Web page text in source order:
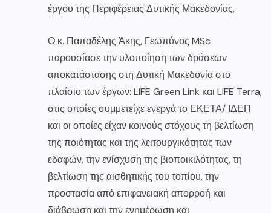
έργου της Περιφέρειας Δυτικής Μακεδονίας.
Ο κ. Παπαδέλης Άκης, Γεωπόνος MSc
παρουσίασε την υλοποίηση των δράσεων
αποκατάστασης στη Δυτική Μακεδονία στο
πλαίσιο των έργων: LIFE Green Link και LIFE Terra,
στις οποίες συμμετείχε ενεργά το ΕΚΕΤΑ/ ΙΔΕΠ
και οι οποίες είχαν κοινούς στόχους τη βελτίωση
της ποιότητας και της λειτουργικότητας των
εδαφών, την ενίσχυση της βιοποικιλότητας, τη
βελτίωση της αισθητικής του τοπίου, την
προστασία από επιφανειακή απορροή και
διάβρωση και την ενημέρωση και